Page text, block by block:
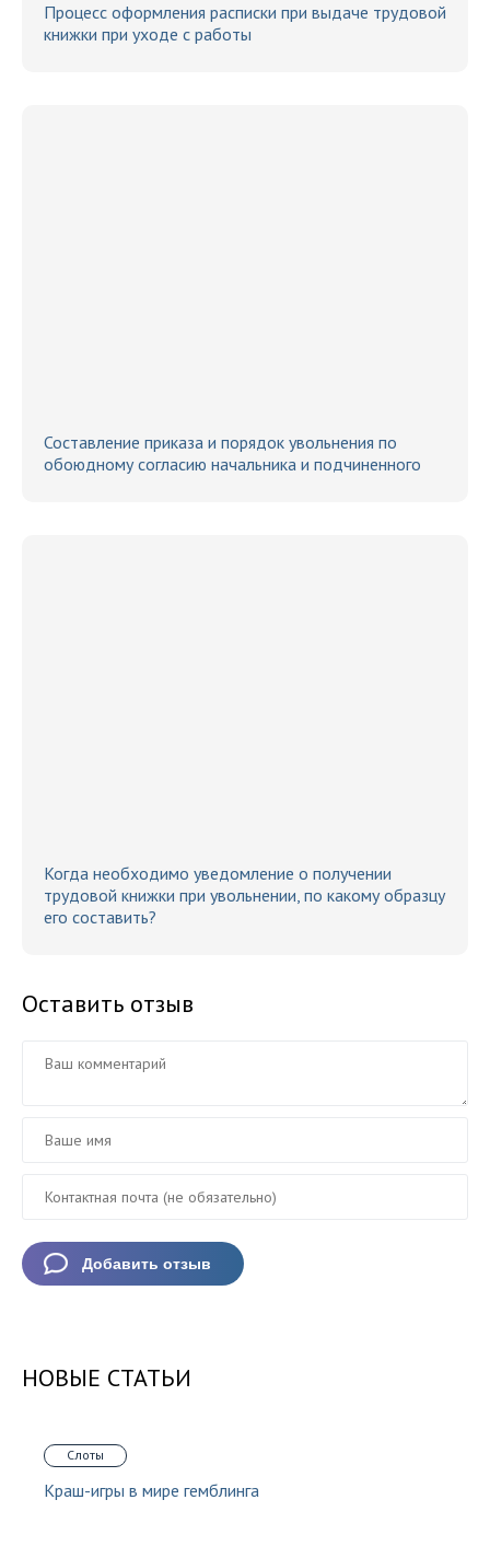
Процесс оформления расписки при выдаче трудовой
книжки при уходе с работы
Составление приказа и порядок увольнения по
обоюдному согласию начальника и подчиненного
Когда необходимо уведомление о получении
трудовой книжки при увольнении, по какому образцу
его составить?
Оставить отзыв
НОВЫЕ СТАТЬИ
Слоты
Краш-игры в мире гемблинга